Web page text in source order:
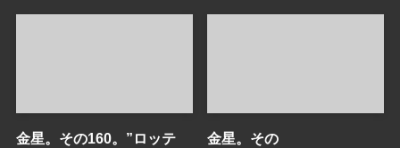
金星。その160。”ロッテ
金星。その